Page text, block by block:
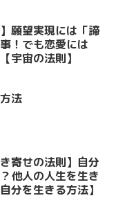
願望実現には「諦
！でも恋愛には
宇宙の法則】
法
寄せの法則】自分
他人の人生を生き
分を生きる方法】